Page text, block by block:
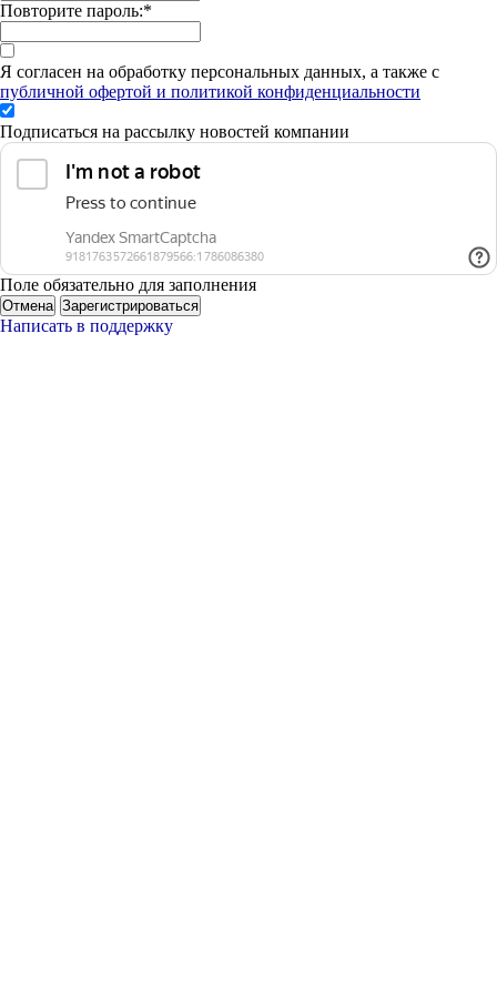
Повторите пароль:*
Я согласен на обработку персональных данных, а также с
публичной офертой и политикой конфиденциальности
Подписаться на рассылку новостей компании
Поле обязательно для заполнения
Отмена Зарегистрироваться
Написать в поддержку